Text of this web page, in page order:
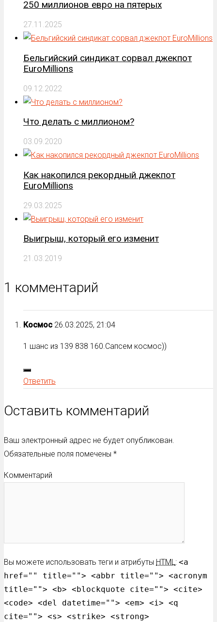
250 миллионов евро на пятерых
27.11.2025
Бельгийский синдикат сорвал джекпот
EuroMillions
09.12.2022
Что делать с миллионом?
03.09.2020
Как накопился рекордный джекпот
EuroMillions
29.03.2025
Выигрыш, который его изменит
21.03.2019
1 комментарий
Космос 26.03.2025, 21:04
1 шанс из 139 838 160.Сапсем космос))
Ответить
Оставить комментарий
Ваш электронный адрес не будет опубликован.
Обязательные поля помечены *
Комментарий
Вы можете использовать теги и атрибуты HTML: <a
href="" title=""> <abbr title=""> <acronym
title=""> <b> <blockquote cite=""> <cite>
<code> <del datetime=""> <em> <i> <q
cite=""> <s> <strike> <strong>